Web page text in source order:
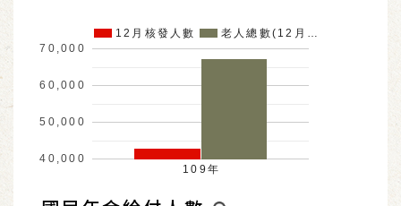
12月核發人數 老人總數(12月…
109年
40,000
50,000
60,000
70,000